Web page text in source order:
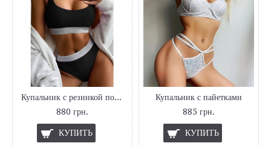
Купальник с резинкой под грудью
880 грн.
КУПИТЬ
Купальник с пайетками
885 грн.
КУПИТЬ